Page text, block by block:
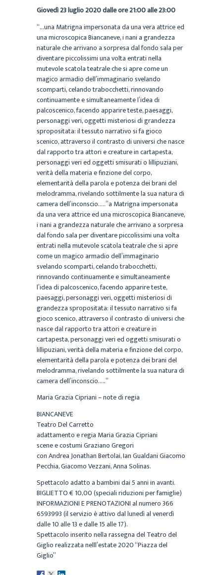
Giovedì 23 luglio 2020 dalle ore 21:00 alle 23:00
“…una Matrigna impersonata da una vera attrice ed
una microscopica Biancaneve, i nani a grandezza
naturale che arrivano a sorpresa dal fondo sala per
diventare piccolissimi una volta entrati nella
mutevole scatola teatrale che si apre come un
magico armadio dell’immaginario svelando
scomparti, celando trabocchetti, rinnovando
continuamente e simultaneamente l’idea di
palcoscenico, facendo apparire teste, paesaggi,
personaggi veri, oggetti misteriosi di grandezza
spropositata: il tessuto narrativo si fa gioco
scenico, attraverso il contrasto di universi che nasce
dal rapporto tra attori e creature in cartapesta,
personaggi veri ed oggetti smisurati o lillipuziani,
verità della materia e finzione del corpo,
elementarità della parola e potenza dei brani del
melodramma, rivelando sottilmente la sua natura di
camera dell’inconscio…..”a Matrigna impersonata
da una vera attrice ed una microscopica Biancaneve,
i nani a grandezza naturale che arrivano a sorpresa
dal fondo sala per diventare piccolissimi una volta
entrati nella mutevole scatola teatrale che si apre
come un magico armadio dell’immaginario
svelando scomparti, celando trabocchetti,
rinnovando continuamente e simultaneamente
l’idea di palcoscenico, facendo apparire teste,
paesaggi, personaggi veri, oggetti misteriosi di
grandezza spropositata: il tessuto narrativo si fa
gioco scenico, attraverso il contrasto di universi che
nasce dal rapporto tra attori e creature in
cartapesta, personaggi veri ed oggetti smisurati o
lillipuziani, verità della materia e finzione del corpo,
elementarità della parola e potenza dei brani del
melodramma, rivelando sottilmente la sua natura di
camera dell’inconscio…..”
Maria Grazia Cipriani – note di regia
BIANCANEVE
Teatro Del Carretto
adattamento e regia Maria Grazia Cipriani
scene e costumi Graziano Gregori
con Andrea Jonathan Bertolai, Ian Gualdani Giacomo
Pecchia, Giacomo Vezzani, Anna Solinas.
Spettacolo adatto a bambini dai 5 anni in avanti.
BIGLIETTO € 10,00 (speciali riduzioni per famiglie)
INFORMAZIONI E PRENOTAZIONI al numero 366
6593993 (il servizio è attivo dal lunedì al venerdì
dalle 10 alle 13 e dalle 15 alle 17).
Spettacolo inserito nella rassegna del Teatro del
Giglio realizzata nelll’estate 2020 “Piazza del
Giglio”